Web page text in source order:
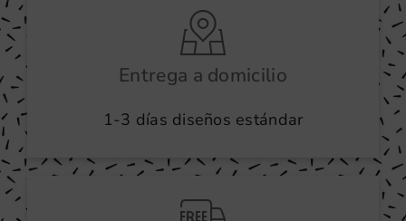
Entrega a domicilio
1-3 días diseños estándar